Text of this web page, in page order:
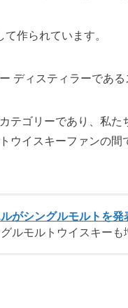
作られています。
ディスティラーであ
テゴリーであり、私
ウイスキーファンの
がシングルモルトを発
ルモルトウイスキーも